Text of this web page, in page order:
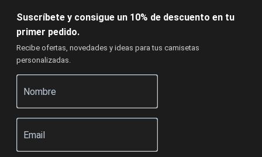
Suscríbete y consigue un 10% de descuento en tu
primer pedido.
Recibe ofertas, novedades y ideas para tus camisetas
personalizadas.